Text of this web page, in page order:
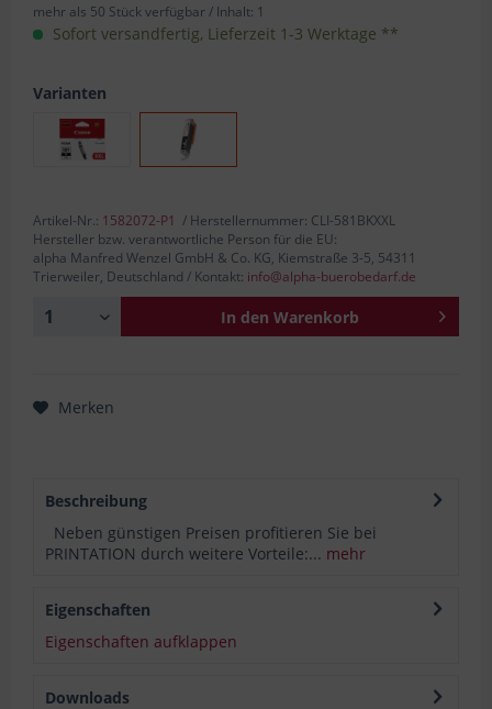
mehr als 50 Stück verfügbar / Inhalt: 1
Sofort versandfertig, Lieferzeit 1-3 Werktage **
Varianten
Artikel-Nr.: 1582072-P1 / Herstellernummer: CLI-581BKXXL
Hersteller bzw. verantwortliche Person für die EU:
alpha Manfred Wenzel GmbH & Co. KG, Kiemstraße 3-5, 54311
Trierweiler, Deutschland / Kontakt: info@alpha-buerobedarf.de
In den Warenkorb
Merken
Beschreibung
Neben günstigen Preisen profitieren Sie bei
PRINTATION durch weitere Vorteile:... mehr
Eigenschaften
Eigenschaften aufklappen
Downloads